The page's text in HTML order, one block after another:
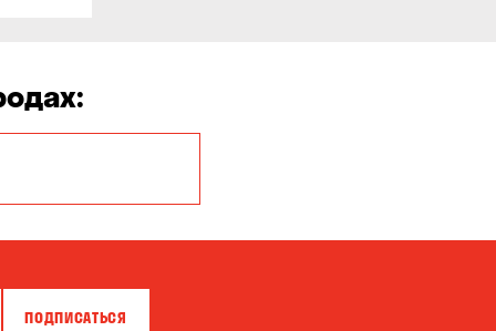
ПОДПИСАТЬСЯ